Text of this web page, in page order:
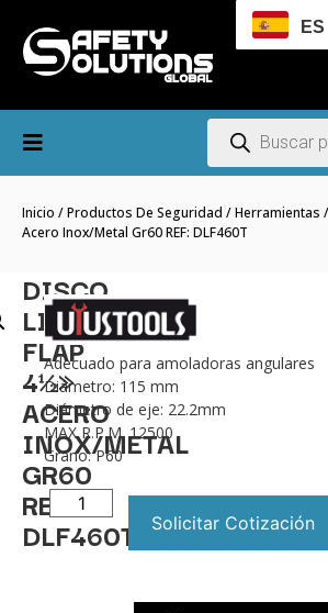
ES
Inicio /Productos De Seguridad /Herramientas
Acero Inox/metal Gr60 REF: DLF460T
DISCO
LIJA
FLAP
4½»
ACERO
INOX/METAL
GR60
REF:
DLF460T
Adecuado para amoladoras angulares
Diámetro: 115 mm
Diámetro de eje: 22.2mm
MAX R.P.M. 12500
Grano: P60
Solicitar Cotización